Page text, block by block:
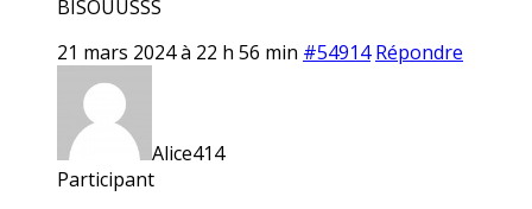
BISOUUSSS
21 mars 2024 à 22 h 56 min #54914 Répondre
Alice414
Participant